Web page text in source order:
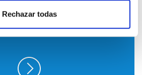
Rechazar todas
VITAL Y RECÍBELO EN
GRATIS